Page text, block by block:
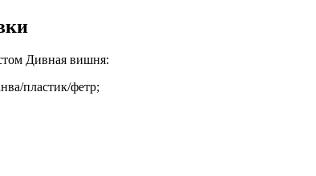
Дивная вишня:
пластик/фетр;